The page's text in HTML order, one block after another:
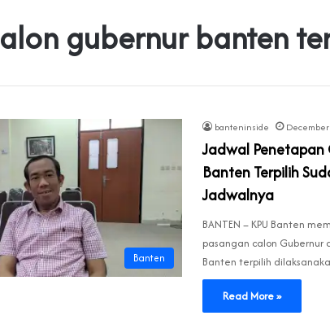
gubernur banten
Banten
banteninside
Jadwal Penetapan
Banten Terpilih
Jadwalnya
BANTEN – KPU Banten
pasangan calon Gubernur
Banten terpilih
Read More »